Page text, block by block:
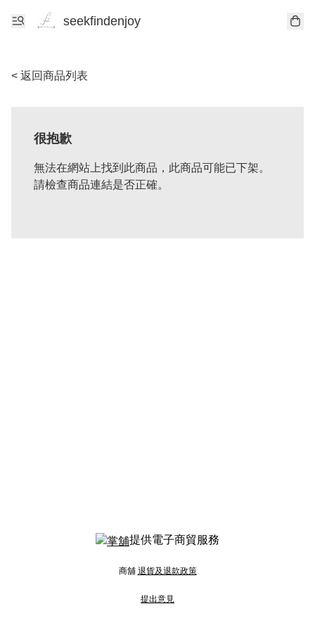
seekfindenjoy
< 返回商品列表
很抱歉
無法在網站上找到此商品，此商品可能已下架。
請檢查商品連結是否正確。
提供電子商貿服務
商舖 退貨及退款政策
提出意見